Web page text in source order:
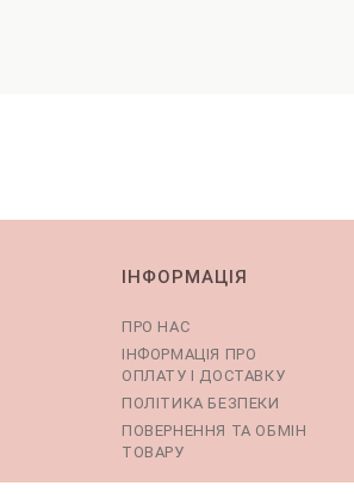
ІНФОРМАЦІЯ
ПРО НАС
ІНФОРМАЦІЯ ПРО
ОПЛАТУ І ДОСТАВКУ
ПОЛІТИКА БЕЗПЕКИ
ПОВЕРНЕННЯ ТА ОБМІН
ТОВАРУ